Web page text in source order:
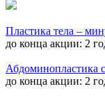
Пластика тела –
до конца акции: 2
Абдоминопластика
до конца акции: 2